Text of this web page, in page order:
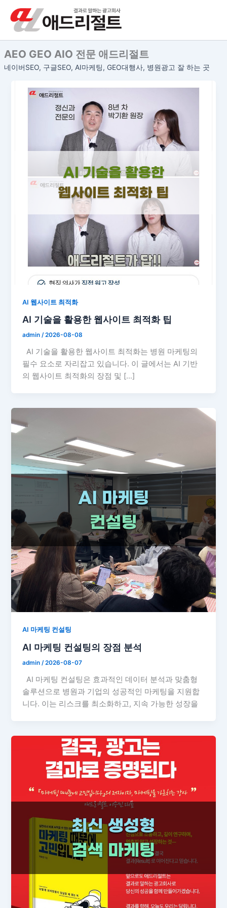
로
건
너
AEO GEO AIO 전문 애드리절트
네이버SEO, 구글SEO, AI마케팅, GEO대행사, 병원광고 잘 하는 곳
AI 웹사이트 최적화
AI 기술을 활용한 웹사이트 최적화 팁
admin/2026-08-08
AI 기술을 활용한 웹사이트 최적화는 병원 마케팅의
필수 요소로 자리잡고 있습니다. 이 글에서는 AI 기반
의 웹사이트 최적화의 장점 및 […]
AI 마케팅 컨설팅
AI 마케팅 컨설팅의 장점 분석
admin/2026-08-07
AI 마케팅 컨설팅은 효과적인 데이터 분석과 맞춤형
솔루션으로 병원과 기업의 성공적인 마케팅을 지원합
니다. 이는 리스크를 최소화하고, 지속 가능한 성장을